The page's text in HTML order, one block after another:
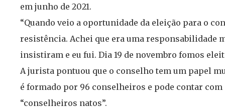
em junho de 2021.
“Quando veio a oportunidade da eleição para o
resistência. Achei que era uma responsabilidade
insistiram e eu fui. Dia 19 de novembro fomos
A jurista pontuou que o conselho tem um papel
é formado por 96 conselheiros e pode contar
“conselheiros natos”.